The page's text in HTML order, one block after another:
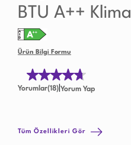
BTU A++ Klima
Ürün Bilgi Formu
Yorumlar(18) Yorum Yap
Tüm Özellikleri Gör